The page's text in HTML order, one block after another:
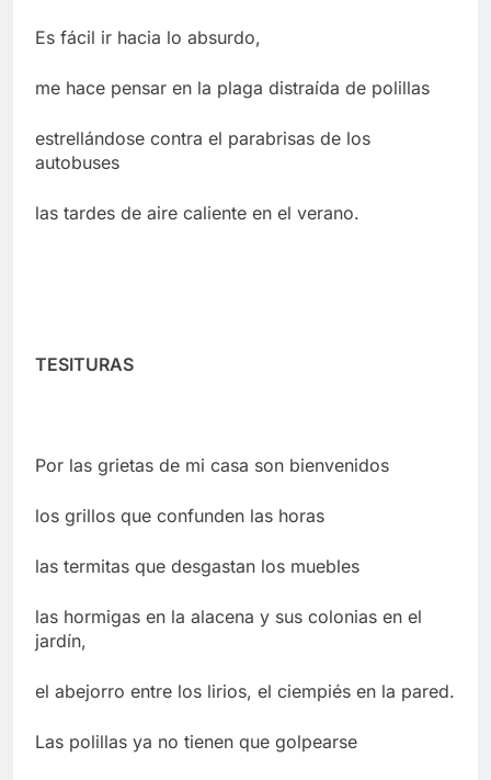
Es fácil ir hacia lo absurdo,
me hace pensar en la plaga distraída de polillas
estrellándose contra el parabrisas de los
autobuses
las tardes de aire caliente en el verano.
TESITURAS
Por las grietas de mi casa son bienvenidos
los grillos que confunden las horas
las termitas que desgastan los muebles
las hormigas en la alacena y sus colonias en el
jardín,
el abejorro entre los lirios, el ciempiés en la pared.
Las polillas ya no tienen que golpearse